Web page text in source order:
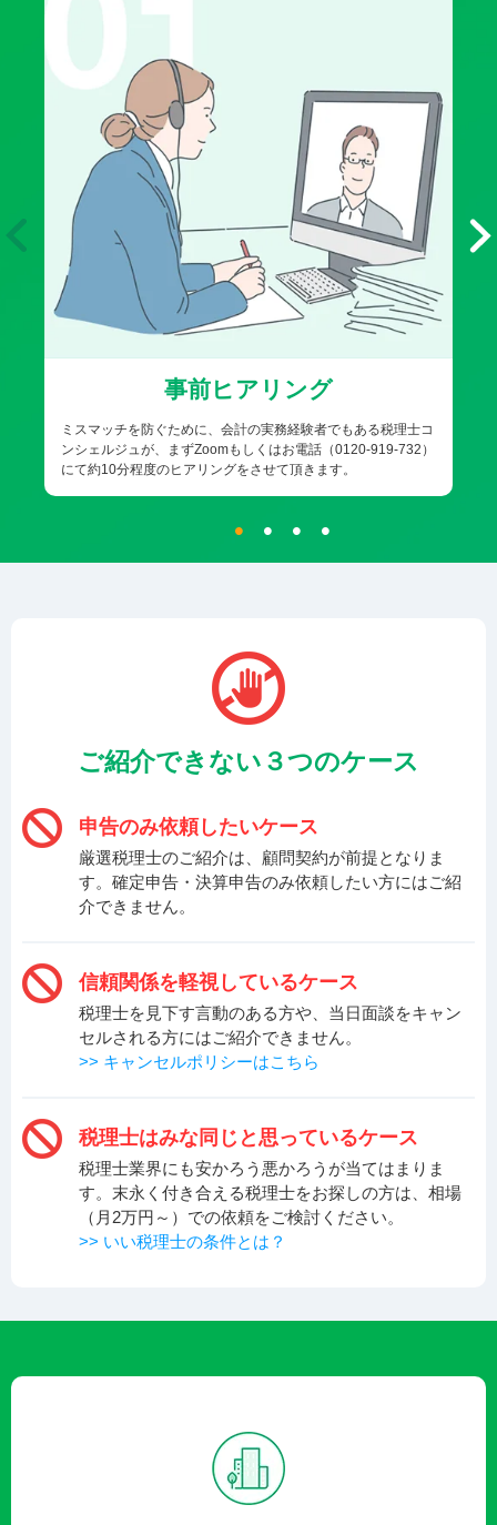
事前ヒアリング
ミスマッチを防ぐために、会計の実務経験者でもある税理士コ
ンシェルジュが、まずZoomもしくはお電話（0120-919-732）
にて約10分程度のヒアリングをさせて頂きます。
ご紹介できない３つのケース
申告のみ依頼したいケース
厳選税理士のご紹介は、顧問契約が前提となりま
す。確定申告・決算申告のみ依頼したい方にはご紹
介できません。
信頼関係を軽視しているケース
税理士を見下す言動のある方や、当日面談をキャン
セルされる方にはご紹介できません。
>> キャンセルポリシーはこちら
税理士はみな同じと思っているケース
税理士業界にも安かろう悪かろうが当てはまりま
す。末永く付き合える税理士をお探しの方は、 相場
（月2万円～）での依頼をご検討ください。
>> いい税理士の条件とは？